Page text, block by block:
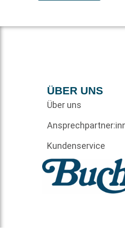
ÜBER UNS
Über uns
Kundenservice